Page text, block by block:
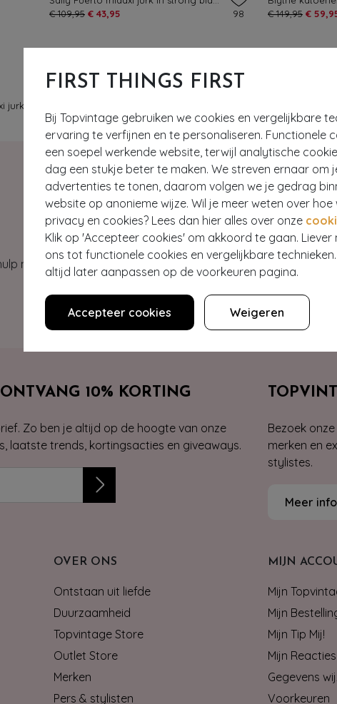
FIRST THINGS FIRST
Bij Topvintage gebruiken we cookies en vergelijkbare
ervaring te verfijnen en te personaliseren. Functionele
een soepel werkende website, terwijl analytische
dag een stukje beter te maken. We streven ernaar om
advertenties te tonen, daarom volgen we je gedrag
website op anonieme wijze. Wil je meer weten over
privacy en cookies? Lees dan hier alles over onze
Klik op 'Accepteer cookies' om akkoord te gaan. Liever
ons tot functionele cookies en vergelijkbare
altijd later aanpassen op de voorkeuren pagina.
Accepteer cookies Weigeren
€ 109,95 € 43,95 98
€ 149,95 €
jurken
Hey gorgeous
nodig bij je bestelling? Lees onze veelgestelde vragen of
10% KORTING
Zo ben je altijd op de hoogte van onze
laatste trends, kortingsacties en giveaways.
Bezoek
merken en
stylistes.
Meer
OVER ONS
Ontstaan uit liefde
Duurzaamheid
Topvintage Store
Outlet Store
Merken
Pers & stylisten
MIJN
Mijn
Mijn
Mijn Tip Mij!
Mijn Reacties
Gegevens
Voorkeuren